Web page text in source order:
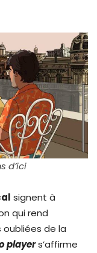
d’ici
signent à
qui rend
oubliées de la
players’affirme